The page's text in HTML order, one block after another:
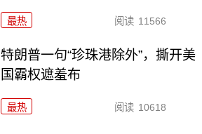
最热 阅读 11566
特朗普一句“珍珠港除外”，撕开美
国霸权遮羞布
最热 阅读 10618